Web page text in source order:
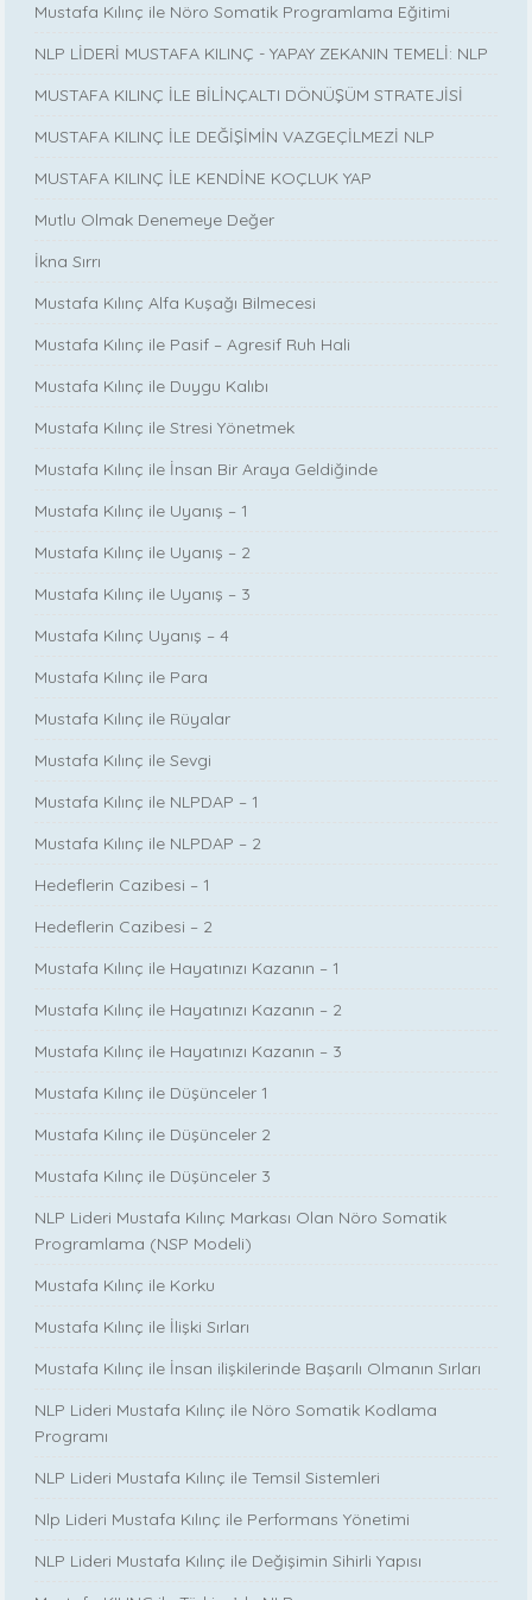
Mustafa Kılınç ile Nöro Somatik Programlama Eğitimi
NLP LİDERİ MUSTAFA KILINÇ - YAPAY ZEKANIN TEMELİ: NLP
MUSTAFA KILINÇ İLE BİLİNÇALTI DÖNÜŞÜM STRATEJİSİ
MUSTAFA KILINÇ İLE DEĞİŞİMİN VAZGEÇİLMEZİ NLP
MUSTAFA KILINÇ İLE KENDİNE KOÇLUK YAP
Mutlu Olmak Denemeye Değer
İkna Sırrı
Mustafa Kılınç Alfa Kuşağı Bilmecesi
Mustafa Kılınç ile Pasif – Agresif Ruh Hali
Mustafa Kılınç ile Duygu Kalıbı
Mustafa Kılınç ile Stresi Yönetmek
Mustafa Kılınç ile İnsan Bir Araya Geldiğinde
Mustafa Kılınç ile Uyanış – 1
Mustafa Kılınç ile Uyanış – 2
Mustafa Kılınç ile Uyanış – 3
Mustafa Kılınç Uyanış – 4
Mustafa Kılınç ile Para
Mustafa Kılınç ile Rüyalar
Mustafa Kılınç ile Sevgi
Mustafa Kılınç ile NLPDAP – 1
Mustafa Kılınç ile NLPDAP – 2
Hedeflerin Cazibesi – 1
Hedeflerin Cazibesi – 2
Mustafa Kılınç ile Hayatınızı Kazanın – 1
Mustafa Kılınç ile Hayatınızı Kazanın – 2
Mustafa Kılınç ile Hayatınızı Kazanın – 3
Mustafa Kılınç ile Düşünceler 1
Mustafa Kılınç ile Düşünceler 2
Mustafa Kılınç ile Düşünceler 3
NLP Lideri Mustafa Kılınç Markası Olan Nöro Somatik
Programlama (NSP Modeli)
Mustafa Kılınç ile Korku
Mustafa Kılınç ile İlişki Sırları
Mustafa Kılınç ile İnsan ilişkilerinde Başarılı Olmanın Sırları
NLP Lideri Mustafa Kılınç ile Nöro Somatik Kodlama
Programı
NLP Lideri Mustafa Kılınç ile Temsil Sistemleri
Nlp Lideri Mustafa Kılınç ile Performans Yönetimi
NLP Lideri Mustafa Kılınç ile Değişimin Sihirli Yapısı